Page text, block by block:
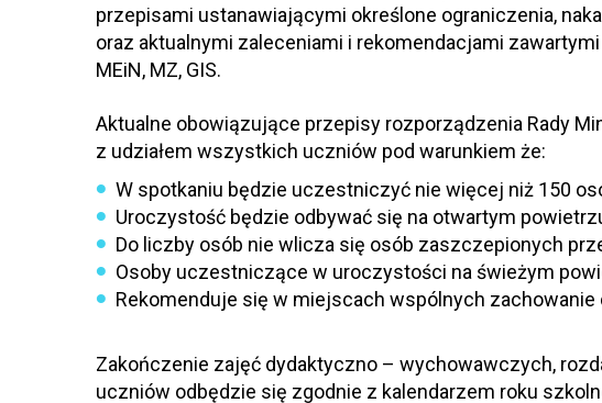
przepisami ustanawiającymi określone ograniczenia,
oraz aktualnymi zaleceniami i rekomendacjami
MEiN, MZ, GIS.
Aktualne obowiązujące przepisy rozporządzenia Rady
z udziałem wszystkich uczniów pod warunkiem że:
W spotkaniu będzie uczestniczyć nie więcej niż 150
Uroczystość będzie odbywać się na otwartym
Do liczby osób nie wlicza się osób zaszczepionych
Osoby uczestniczące w uroczystości na świeżym
Rekomenduje się w miejscach wspólnych
Zakończenie zajęć dydaktyczno – wychowawczych,
uczniów odbędzie się zgodnie z kalendarzem roku